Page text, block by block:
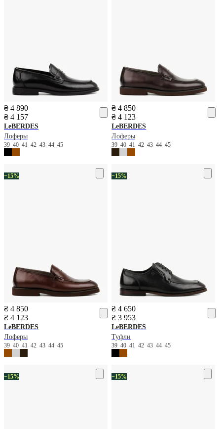
₴ 4 890
₴ 4 157
LeBERDES
Лоферы
39 40 41 42 43 44 45
₴ 4 850
₴ 4 123
LeBERDES
Лоферы
39404142434445
−15%
₴ 4 850
₴ 4 123
LeBERDES
Лоферы
39 40 41 42 43 44 45
−15%
₴ 4 650
₴ 3 953
LeBERDES
Туфли
39404142434445
−15% −15%